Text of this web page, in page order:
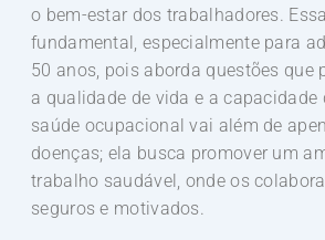
o bem-estar dos trabalhadores.
fundamental, especialmente para
50 anos, pois aborda questões que
a qualidade de vida e a capacidade
saúde ocupacional vai além de
doenças; ela busca promover um
trabalho saudável, onde os
seguros e motivados.